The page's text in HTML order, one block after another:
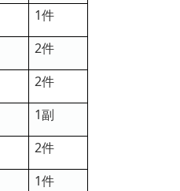
1件
2件
2件
1副
2件
1件